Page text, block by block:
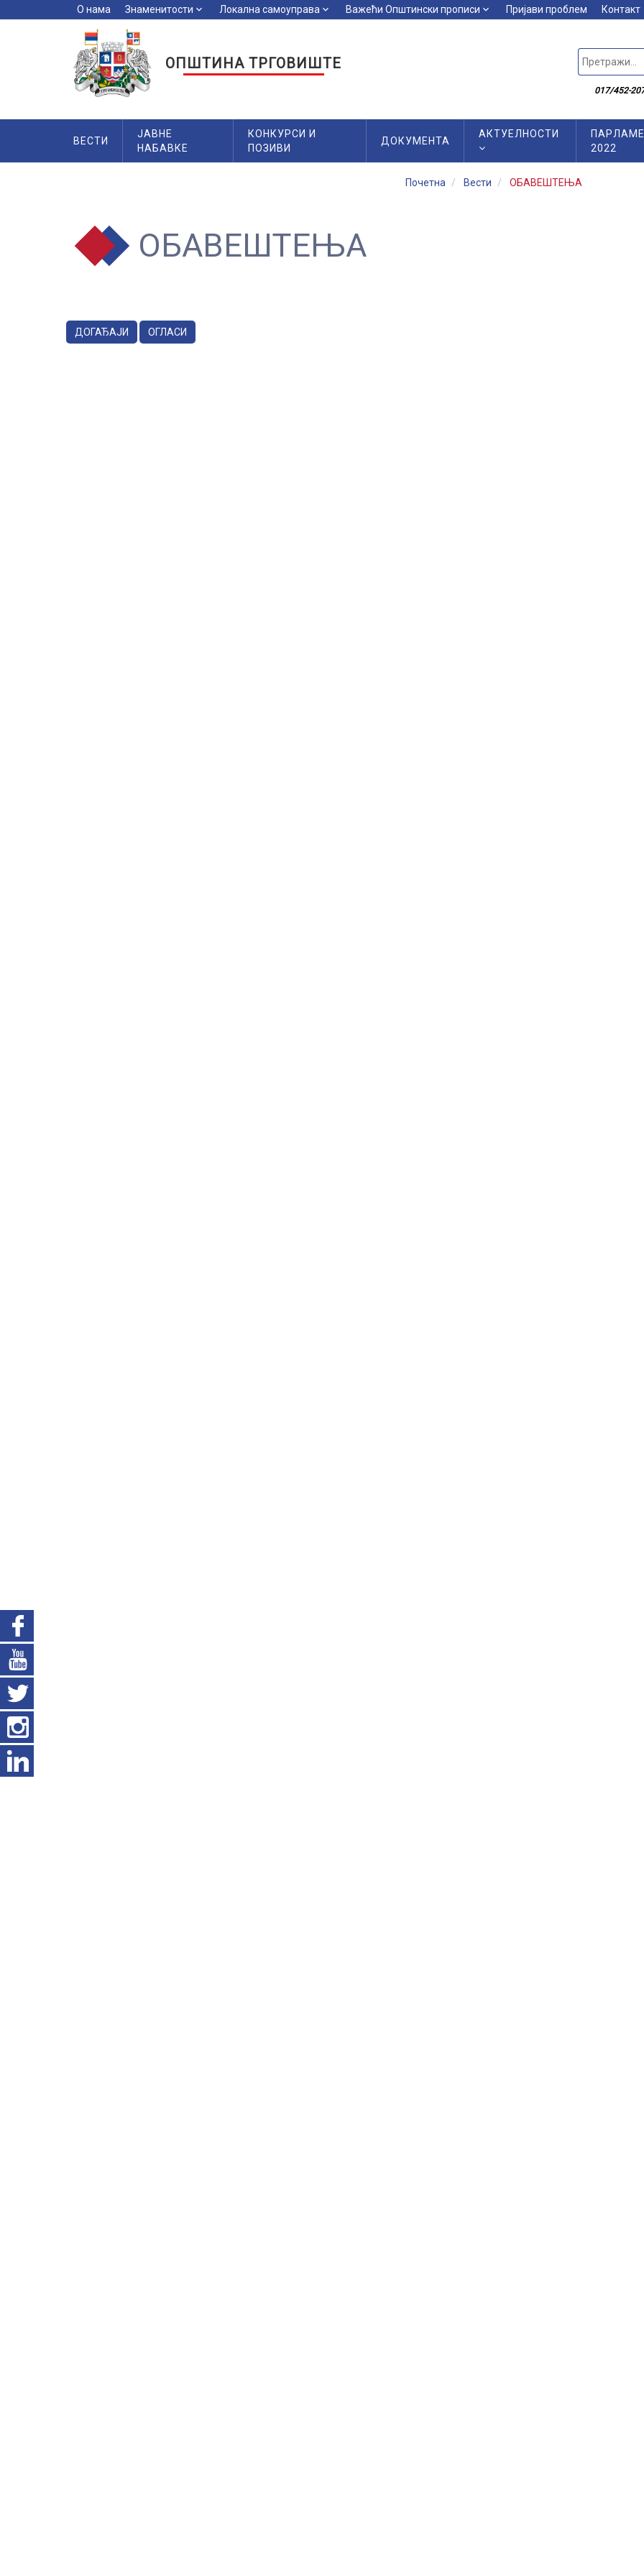
О нама Знаменитости keyboard_arrow_down Локална самоуправа keyboard_arrow_down Важећи Општински прописи keyboard_arrow_down Пријави проблем Контакт
ОПШТИНА ТРГОВИШТЕ
017/452-
ВЕСТИ
ЈАВНЕ
НАБАВКЕ
КОНКУРСИ И
ПОЗИВИ
ДОКУМЕНТА
АКТУЕЛНОСТИ
2022
Почетна Вести ОБАВЕШТЕЊА
ОБАВЕШТЕЊА
ДОГАЂАЈИ ОГЛАСИ